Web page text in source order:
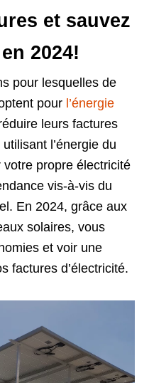
et sauvez
2024!
pour lesquelles de
pour l’énergie
leurs factures
l’énergie du
propre électricité
vis-à-vis du
En 2024, grâce aux
solaires, vous
et voir une
factures d’électricité.